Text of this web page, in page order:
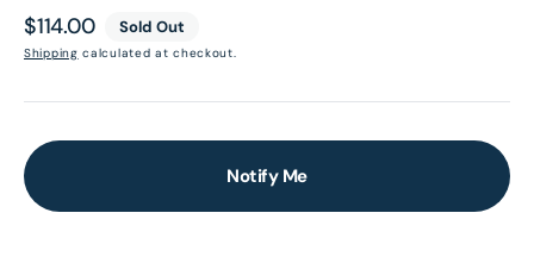
Regular
price
$114.00 Sold Out
Shipping calculated at checkout.
Notify Me